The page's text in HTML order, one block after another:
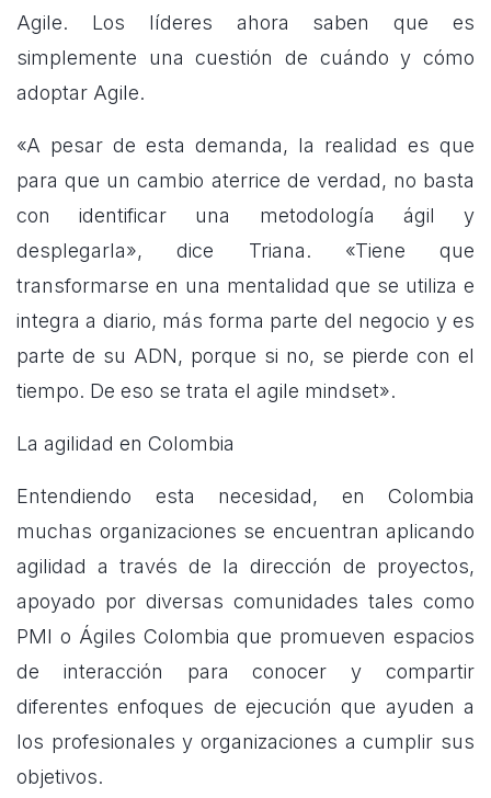
Agile. Los líderes ahora saben que es
simplemente una cuestión de cuándo y cómo
adoptar Agile.
«A pesar de esta demanda, la realidad es que
para que un cambio aterrice de verdad, no basta
con identificar una metodología ágil y
desplegarla», dice Triana. «Tiene que
transformarse en una mentalidad que se utiliza e
integra a diario, más forma parte del negocio y es
parte de su ADN, porque si no, se pierde con el
tiempo. De eso se trata el agile mindset».
La agilidad en Colombia
Entendiendo esta necesidad, en Colombia
muchas organizaciones se encuentran aplicando
agilidad a través de la dirección de proyectos,
apoyado por diversas comunidades tales como
PMI o Ágiles Colombia que promueven espacios
de interacción para conocer y compartir
diferentes enfoques de ejecución que ayuden a
los profesionales y organizaciones a cumplir sus
objetivos.